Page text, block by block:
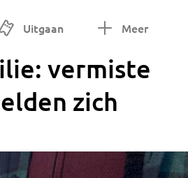
Uitgaan Meer
vermiste
zich